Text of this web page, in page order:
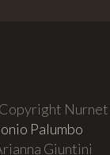
Nurnet
Palumbo
Giuntini